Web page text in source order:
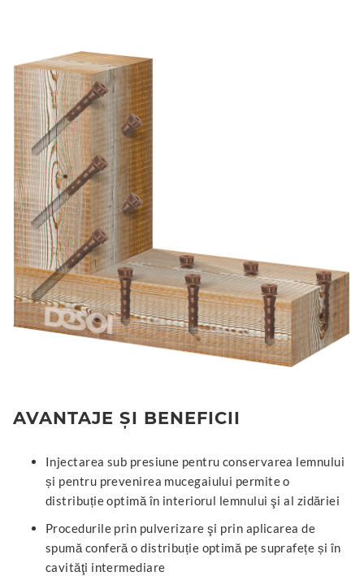
AVANTAJE ȘI BENEFICII
Injectarea sub presiune pentru conservarea lemnului
și pentru prevenirea mucegaiului permite o
distribuție optimă în interiorul lemnului şi al zidăriei
Procedurile prin pulverizare şi prin aplicarea de
spumă conferă o distribuție optimă pe suprafețe și în
cavităţi intermediare